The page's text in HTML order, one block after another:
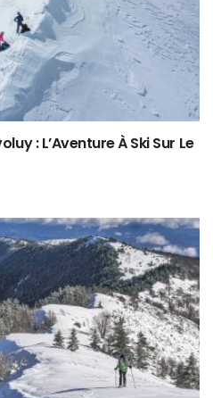
: L’Aventure À Ski Sur Le